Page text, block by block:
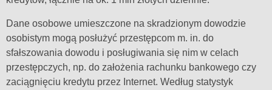
Dane osobowe umieszczone na skradzionym dowodzie
osobistym mogą posłużyć przestępcom m. in. do
sfałszowania dowodu i posługiwania się nim w celach
przestępczych, np. do założenia rachunku bankowego czy
zaciągnięciu kredytu przez Internet. Według statystyk